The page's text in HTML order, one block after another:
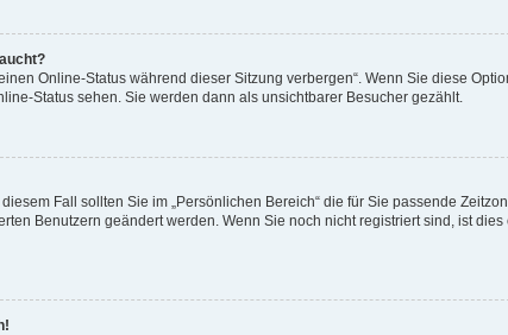
Online-Status während dieser Sitzung verbergen“. Wenn Sie diese
Status sehen. Sie werden dann als unsichtbarer Besucher gezählt.
Fall sollten Sie im „Persönlichen Bereich“ die für Sie passende
Benutzern geändert werden. Wenn Sie noch nicht registriert sind, ist dies